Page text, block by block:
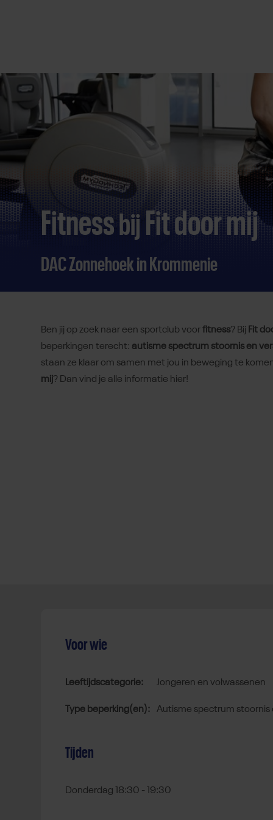
Direct
door
naar
Fitness bij Fit door mij
DAC Zonnehoek in Krommenie
Ben jij op zoek naar een sportclub voorfitness? Bij Fit
beperkingen terecht: autisme spectrum stoornis en
staan ze klaar om samen met jou in beweging te
mij ? Dan vind je alle informatie hier!
Voor wie
Leeftijdscategorie: jongeren en volwassenen
Type beperking(en): autisme spectrum
Tijden
Donderdag 18:30 - 19:30